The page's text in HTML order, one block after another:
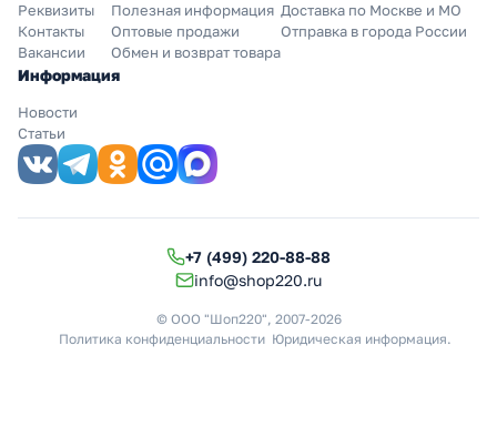
Реквизиты
Контакты
Вакансии
Полезная информация
Оптовые продажи
Обмен и возврат товара
Доставка по Москве и МО
Отправка в города России
Информация
Новости
Статьи
+7 (499) 220-88-88
info@shop220.ru
© ООО "Шоп220", 2007-2026
Политика конфиденциальности Юридическая информация.